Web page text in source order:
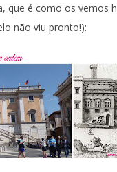
que é como os vemos
não viu pronto!):